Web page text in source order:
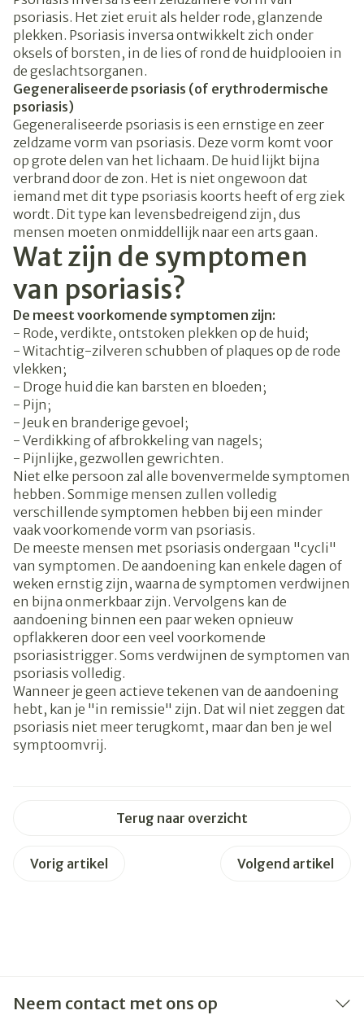
psoriasis. Het ziet eruit als helder rode, glanzende
plekken. Psoriasis inversa ontwikkelt zich onder
oksels of borsten, in de lies of rond de huidplooien in
de geslachtsorganen.
Gegeneraliseerde psoriasis (of erythrodermische
psoriasis)
Gegeneraliseerde psoriasis is een ernstige en zeer
zeldzame vorm van psoriasis. Deze vorm komt voor
op grote delen van het lichaam. De huid lijkt bijna
verbrand door de zon. Het is niet ongewoon dat
iemand met dit type psoriasis koorts heeft of erg ziek
wordt. Dit type kan levensbedreigend zijn, dus
mensen moeten onmiddellijk naar een arts gaan.
Wat zijn de symptomen
van psoriasis?
De meest voorkomende symptomen zijn:
- Rode, verdikte, ontstoken plekken op de huid;
- Witachtig-zilveren schubben of plaques op de rode
vlekken;
- Droge huid die kan barsten en bloeden;
- Pijn;
- Jeuk en branderige gevoel;
- Verdikking of afbrokkeling van nagels;
- Pijnlijke, gezwollen gewrichten.
Niet elke persoon zal alle bovenvermelde symptomen
hebben. Sommige mensen zullen volledig
verschillende symptomen hebben bij een minder
vaak voorkomende vorm van psoriasis.
De meeste mensen met psoriasis ondergaan "cycli"
van symptomen. De aandoening kan enkele dagen of
weken ernstig zijn, waarna de symptomen verdwijnen
en bijna onmerkbaar zijn. Vervolgens kan de
aandoening binnen een paar weken opnieuw
opflakkeren door een veel voorkomende
psoriasistrigger. Soms verdwijnen de symptomen van
psoriasis volledig.
Wanneer je geen actieve tekenen van de aandoening
hebt, kan je "in remissie" zijn. Dat wil niet zeggen dat
psoriasis niet meer terugkomt, maar dan ben je wel
symptoomvrij.
Terug naar overzicht
Vorig artikel Volgend artikel
Neem contact met ons op